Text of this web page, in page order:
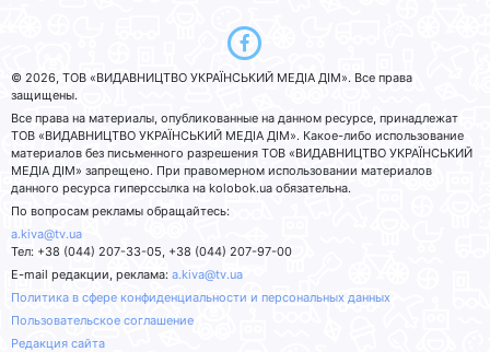
© 2026, ТОВ «ВИДАВНИЦТВО УКРАЇНСЬКИЙ МЕДІА ДІМ». Все права
защищены.
Все права на материалы, опубликованные на данном ресурсе, принадлежат
ТОВ «ВИДАВНИЦТВО УКРАЇНСЬКИЙ МЕДІА ДІМ». Какое-либо использование
материалов без письменного разрешения ТОВ «ВИДАВНИЦТВО УКРАЇНСЬКИЙ
МЕДІА ДІМ» запрещено. При правомерном использовании материалов
данного ресурса гиперссылка на kolobok.ua обязательна.
По вопросам рекламы обращайтесь:
a.kiva@tv.ua
Тел: +38 (044) 207-33-05, +38 (044) 207-97-00
E-mail редакции, реклама: a.kiva@tv.ua
Политика в сфере конфиденциальности и персональных данных
Пользовательское соглашение
Редакция сайта